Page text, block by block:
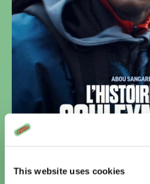
This website uses cookies